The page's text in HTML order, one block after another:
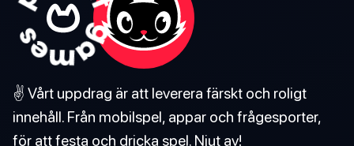
✌️ Vårt uppdrag är att leverera färskt och roligt
innehåll. Från mobilspel, appar och frågesporter,
för att festa och dricka spel. Njut av!